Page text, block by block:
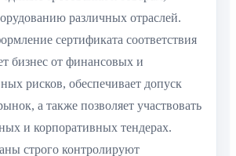
различных отраслей.
сертификата соответствия
бизнес от финансовых и
рисков, обеспечивает допуск
а также позволяет участвовать
и корпоративных тендерах.
строго контролируют